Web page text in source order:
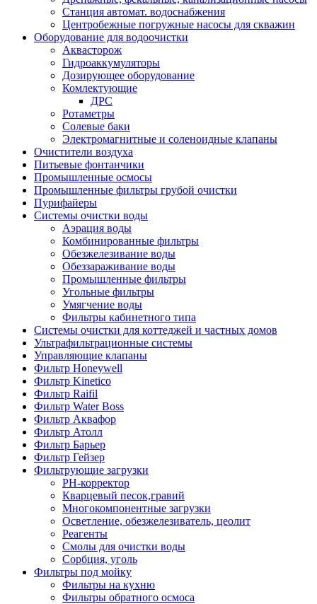
Станция автомат. водоснабжения
Центробежные погружные насосы для скважин
Оборудование для водоочистки
Аквасторож
Гидроаккумуляторы
Дозирующее оборудование
Комлектующие
ДРС
Ротаметры
Солевые баки
Электромагнитные и соленоидные клапаны
Очистители воздуха
Питьевые фонтанчики
Промышленные осмосы
Промышленные фильтры грубой очистки
Пурифайеры
Системы очистки воды
Аэрация воды
Комбинированные фильтры
Обезжелезивание воды
Обеззараживание воды
Промышленные фильтры
Угольные фильтры
Умягчение воды
Фильтры кабинетного типа
Системы очистки для коттеджей и частных домов
Ультрафильтрационные системы
Управляющие клапаны
Фильтр Honeywell
Фильтр Kinetico
Фильтр Raifil
Фильтр Water Boss
Фильтр Аквафор
Фильтр Атолл
Фильтр Барьер
Фильтр Гейзер
Фильтрующие загрузки
PH-корректор
Кварцевый песок,гравий
Многокомпонентные загрузки
Осветление, обезжелезиватель, цеолит
Реагенты
Смолы для очистки воды
Сорбция, уголь
Фильтры под мойку
Фильтры на кухню
Фильтры обратного осмоса